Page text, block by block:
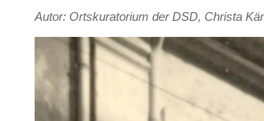
Autor: Ortskuratorium der DSD, Christa